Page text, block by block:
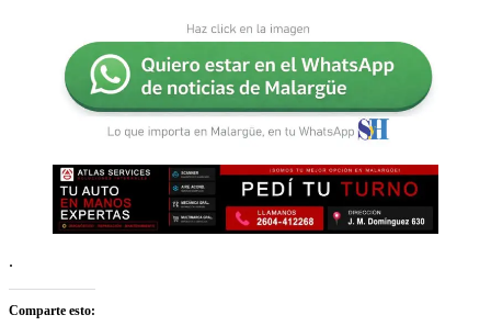
.
Comparte esto: